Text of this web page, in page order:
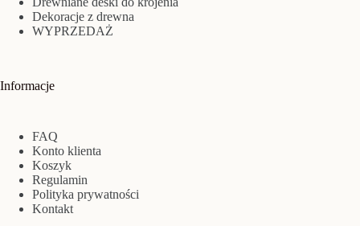
Dekoracje z drewna
WYPRZEDAŻ
Informacje
FAQ
Konto klienta
Koszyk
Regulamin
Polityka prywatności
Kontakt